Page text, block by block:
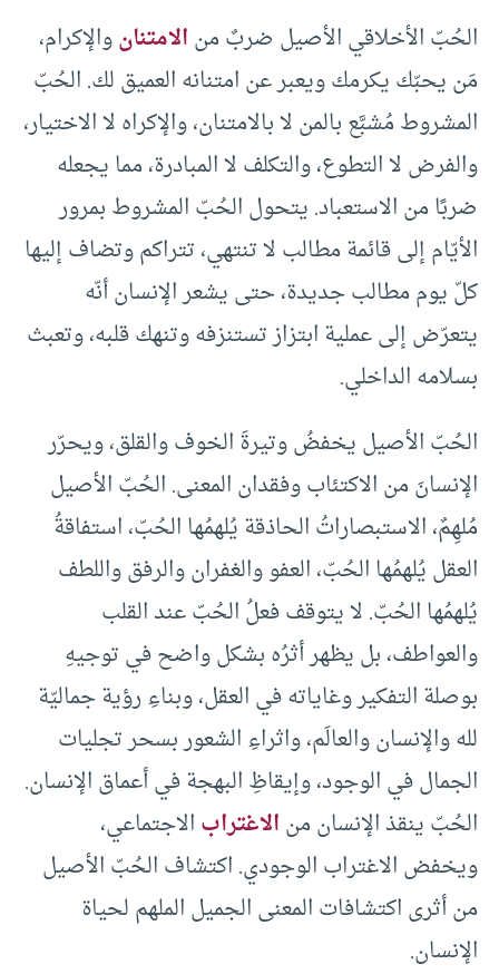
الحُبّ الأخلاقي الأصيل ضربٌ منالامتنانوالإكرام،
مَن يحبّك يكرمك ويعبر عن امتنانه العميق لك. الحُبّ
المشروط مُشبَّع بالمن لا بالامتنان، والإكراه لا الاختيار،
والفرض لا التطوع، والتكلف لا المبادرة، مما يجعله
ضربًا من الاستعباد. يتحول الحُبّ المشروط بمرور
الأيّام إلى قائمة مطالب لا تنتهي، تتراكم وتضاف إليها
كلّ يوم مطالب جديدة، حتى يشعر الإنسان أنّه
يتعرّض إلى عملية ابتزاز تستنزفه وتنهك قلبه، وتعبث
بسلامه الداخلي.
الحُبّ الأصيل يخفضُ وتيرةَ الخوف والقلق، ويحرّر
الإنسانَ من الاكتئاب وفقدان المعنى. الحُبّ الأصيل
مُلهِمٌ، الاستبصاراتُ الحاذقة يُلهمُها الحُبّ، استفاقةُ
العقل يُلهمُها الحُبّ، العفو والغفران والرفق واللطف
يُلهمُها الحُبّ. لا يتوقف فعلُ الحُبّ عند القلب
والعواطف، بل يظهر أثرُه بشكل واضح في توجيهِ
بوصلة التفكير وغاياته في العقل، وبناءِ رؤية جماليّة
لله والإنسان والعالَم، واثراءِ الشعور بسحر تجليات
الجمال في الوجود، وإيقاظِ البهجة في أعماق الإنسان.
الحُبّ ينقذ الإنسان منالاغترابالاجتماعي،
ويخفض الاغتراب الوجودي. اكتشاف الحُبّ الأصيل
من أثرى اكتشافات المعنى الجميل الملهم لحياة
الإنسان.